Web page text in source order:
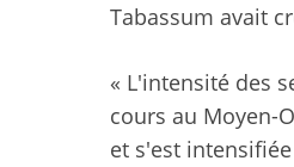
Tabassum avait
« L'intensité des
cours au Moyen-
et s'est